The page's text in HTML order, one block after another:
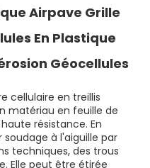
Airpave Grille
En Plastique
Géocellules
cellulaire en treillis
matériau en feuille de
résistance. En
à l'aiguille par
techniques, des trous
Elle peut être étirée